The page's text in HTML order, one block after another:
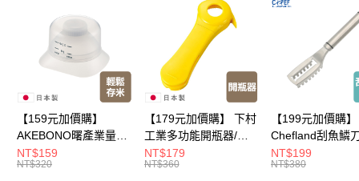
Apple Pay
悠遊付
全盈+PAY
大哥付你分期
相關說明
【159元加價購】
AKEBONO曙產業量米
杯漏斗組(白)/量米杯/
米桶/量米用具/任二件8
NT$159
NT$320
【179元加價購】 下村
工業多功能開瓶器/開
瓶器/餐廚用品/料理道
具/任二件8折
NT$179
NT$360
【199元加價購】
Chefland刮魚鱗
魚鱗器/廚房用品/
道具/任二件8折
NT$199
NT$380